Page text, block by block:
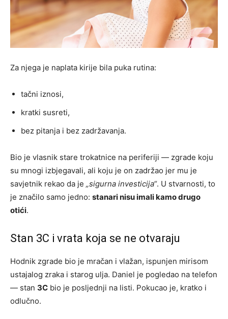
Za njega je naplata kirije bila puka rutina:
tačni iznosi,
kratki susreti,
bez pitanja i bez zadržavanja.
Bio je vlasnik stare trokatnice na periferiji — zgrade koju
su mnogi izbjegavali, ali koju je on zadržao jer mu je
savjetnik rekao da je „sigurna investicija“. U stvarnosti, to
je značilo samo jedno: stanari nisu imali kamo drugo
otići.
Stan 3C i vrata koja se ne otvaraju
Hodnik zgrade bio je mračan i vlažan, ispunjen mirisom
ustajalog zraka i starog ulja. Daniel je pogledao na telefon
— stan 3C bio je posljednji na listi. Pokucao je, kratko i
odlučno.